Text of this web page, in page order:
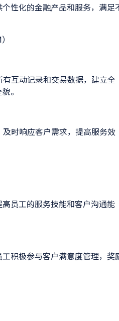
性化的金融产品和服务，满足
互动记录和交易数据，建立全
。
时响应客户需求，提高服务效
员工的服务技能和客户沟通能
积极参与客户满意度管理，奖